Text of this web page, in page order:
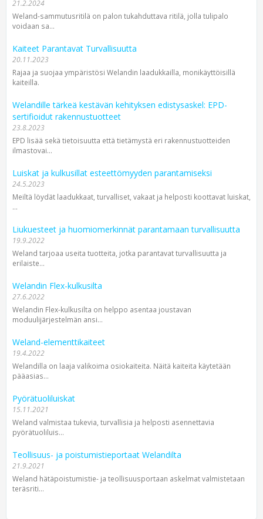
21.2.2024
Weland-sammutusritilä on palon tukahduttava ritilä, jolla tulipalo
voidaan sa...
Kaiteet Parantavat Turvallisuutta
20.11.2023
Rajaa ja suojaa ympäristösi Welandin laadukkailla, monikäyttöisillä
kaiteilla.
Welandille tärkeä kestävän kehityksen edistysaskel: EPD-
sertifioidut rakennustuotteet
23.8.2023
EPD lisää sekä tietoisuutta että tietämystä eri rakennustuotteiden
ilmastovai...
Luiskat ja kulkusillat esteettömyyden parantamiseksi
24.5.2023
Meiltä löydät laadukkaat, turvalliset, vakaat ja helposti koottavat luiskat,
...
Liukuesteet ja huomiomerkinnät parantamaan turvallisuutta
19.9.2022
Weland tarjoaa useita tuotteita, jotka parantavat turvallisuutta ja
erilaiste...
Welandin Flex-kulkusilta
27.6.2022
Welandin Flex-kulkusilta on helppo asentaa joustavan
moduulijärjestelmän ansi...
Weland-elementtikaiteet
19.4.2022
Welandilla on laaja valikoima osiokaiteita. Näitä kaiteita käytetään
pääasias...
Pyörätuoliluiskat
15.11.2021
Weland valmistaa tukevia, turvallisia ja helposti asennettavia
pyörätuoliluis...
Teollisuus- ja poistumistieportaat Welandilta
21.9.2021
Weland hätäpoistumistie- ja teollisuusportaan askelmat valmistetaan
teräsriti...